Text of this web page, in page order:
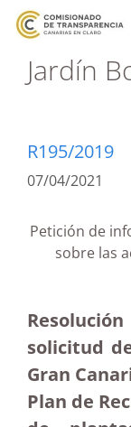
Jardín
R195/2019
07/04/2021
Petición de
sobre las
solicitud
Gran
Plan de